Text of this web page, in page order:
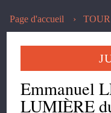
Page d'accueil
Emmanuel
LUMIÈRE